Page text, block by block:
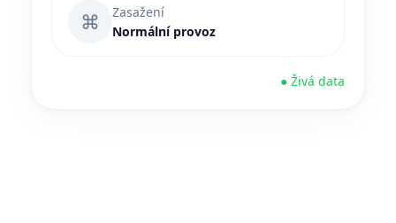
⌘
Zasažení
Normální provoz
● Živá data